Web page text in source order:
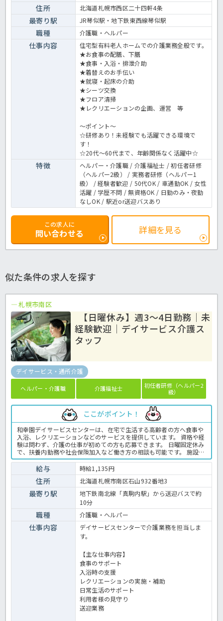
住所 北海道札幌市西区二十四軒4条
最寄り駅 JR琴似駅・地下鉄東西線琴似駅
職種 介護職・ヘルパー
仕事内容
住宅型有料老人ホームでの介護業務全般です。
★お食事の配膳、下膳
★食事・入浴・排泄介助
★着替えのお手伝い
★就寝・起床の介助
★シーツ交換
★フロア清掃
★レクリエーションの企画、運営 等
～ポイント～
☆研修あり！未経験でも活躍できる環境で
す！
☆20代～60代まで、年齢関係なく活躍中☆
特徴
ヘルパー・介護職 / 介護福祉士 / 初任者研修
（ヘルパー2級） / 実務者研修（ヘルパー1
級） / 経験者歓迎 / 50代OK / 車通勤OK / 女性
活躍 / 学歴不問 / 無資格OK / 日勤のみ・夜勤
なしOK / 駅近or送迎バスあり
この求人に
問い合わせる 詳細を見る
似た条件の求人を探す
札幌市南区
【日曜休み】週3～4日勤務｜未
経験歓迎｜デイサービス介護ス
タッフ
デイサービス・通所介護
ヘルパー・介護職 介護福祉士
初任者研修（ヘルパー2
級）
ここがポイント！
和幸園デイサービスセンターは、在宅で生活する高齢者の方へ食事や
入浴、レクリエーションなどのサービスを提供しています。 資格や経
験は問わず、介護の仕事が初めての方も応募できます。 日曜固定休み
で、扶養内勤務や社会保険加入など働き方の相談も可能です。 施設内
には職員用保育園があり、子育てと仕事を両立したい方にもおすすめ
です。 また、地下鉄真駒内駅から無料送迎バスを利用でき、マイカー
通勤にも対応しています。 ☆ご興味がありましたらほっ介護までお問
合せ下さいね！デイサービスでの介護業務全般です。 ＜介護職 パー
ト デイサービスの求人＞
給与 時給1,135円
住所 北海道札幌市南区石山932番地3
最寄り駅
地下鉄南北線「真駒内駅」から送迎バスで約
10分
職種 介護職・ヘルパー
仕事内容
デイサービスセンターで介護業務を担当しま
す。
【主な仕事内容】
食事のサポート
入浴時の支援
レクリエーションの実施・補助
日常生活のサポート
利用者様の見守り
送迎業務